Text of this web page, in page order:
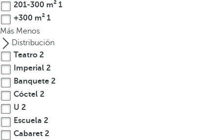
a
r
l
a
t
e
c
l
a
e
201-300 m² 1
+300 m² 1
Más Menos
Distribución
Teatro 2
Imperial 2
Banquete 2
Cóctel 2
U 2
Escuela 2
Cabaret 2